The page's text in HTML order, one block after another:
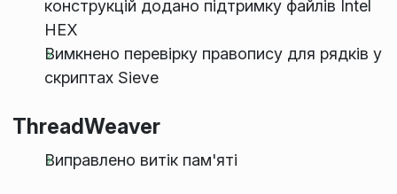
конструкцій додано підтримку файлів Intel
HEX
Вимкнено перевірку правопису для рядків у
скриптах Sieve
ThreadWeaver
Виправлено витік пам'яті